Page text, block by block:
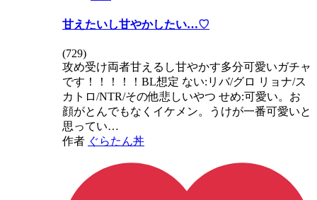
甘えたいし甘やかしたい…♡
(729)
攻め受け両者甘えるし甘やかす多分可愛いガチャ
です！！！！！BL想定 ない:リバ/グロ リョナ/ス
カトロ/NTR/その他悲しいやつ せめ:可愛い。お
顔がとんでもなくイケメン。うけが一番可愛いと
思ってい…
作者 ぐらたん丼